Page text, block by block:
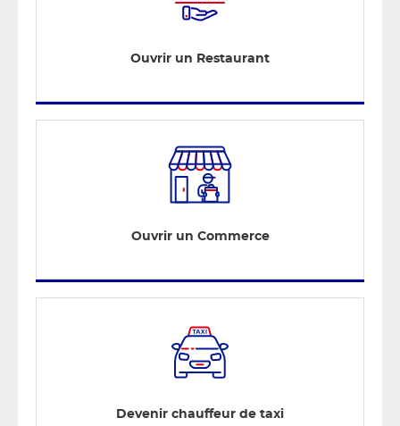
Ouvrir un Restaurant
Ouvrir un Commerce
Devenir chauffeur de taxi